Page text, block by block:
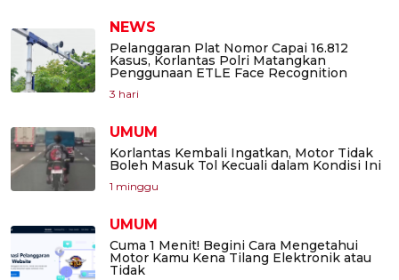
NEWS
Pelanggaran Plat Nomor Capai 16.812
Kasus, Korlantas Polri Matangkan
Penggunaan ETLE Face Recognition
3 hari
UMUM
Korlantas Kembali Ingatkan, Motor Tidak
Boleh Masuk Tol Kecuali dalam Kondisi Ini
1 minggu
UMUM
Cuma 1 Menit! Begini Cara Mengetahui
Motor Kamu Kena Tilang Elektronik atau
Tidak